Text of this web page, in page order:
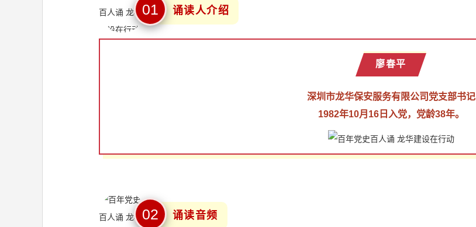
01 诵读人介绍
廖春平
深圳市龙华保安服务有限公司党支部书记
1982年10月16日入党，党龄38年。
02 诵读音频